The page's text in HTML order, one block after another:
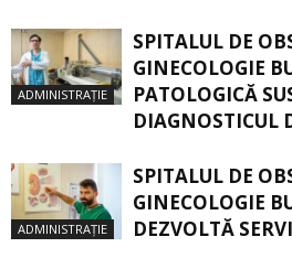
ADMINISTRAȚIE
SPITALUL DE
GINECOLOGIE
PATOLOGICĂ
DIAGNOSTICUL
ADMINISTRAȚIE
SPITALUL DE
GINECOLOGIE
DEZVOLTĂ